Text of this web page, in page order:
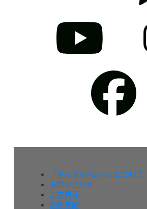
『キッズイベント』について
お問い合わせ
広告掲載
利用規約